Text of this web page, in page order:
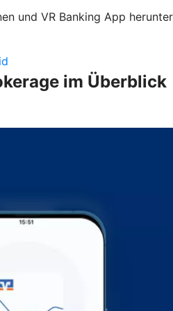
und VR Banking App
im Überblick